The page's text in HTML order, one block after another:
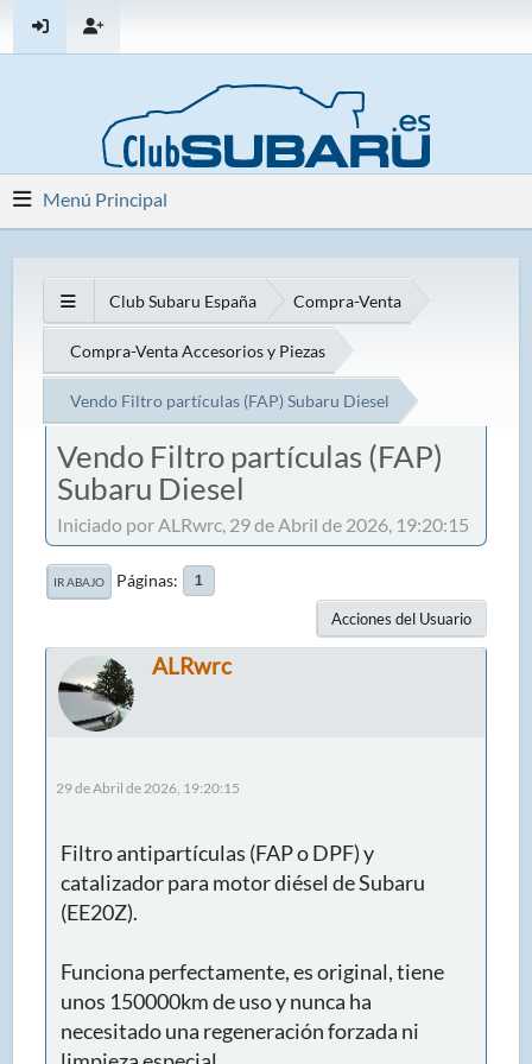
Menú Principal
Club Subaru España Compra-Venta
Compra-Venta Accesorios y Piezas
Vendo Filtro partículas (FAP) Subaru Diesel
Vendo Filtro partículas (FAP)
Subaru Diesel
Iniciado por ALRwrc, 29 de Abril de 2026, 19:20:15
IR ABAJO Páginas 1
Acciones del Usuario
ALRwrc
29 de Abril de 2026, 19:20:15
Filtro antipartículas (FAP o DPF) y
catalizador para motor diésel de Subaru
(EE20Z).
Funciona perfectamente, es original, tiene
unos 150000km de uso y nunca ha
necesitado una regeneración forzada ni